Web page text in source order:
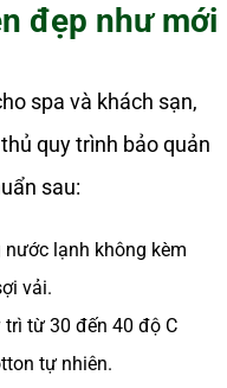
đẹp như mới
spa và khách sạn,
quy trình bảo quản
sau:
lạnh không kèm
vải.
từ 30 đến 40 độ C
tự nhiên.